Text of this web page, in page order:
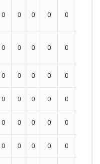
0 0 0 0 0
0 0 0 0 0
0 0 0 0 0
0 0 0 0 0
0 0 0 0 0
0 0 0 0 0